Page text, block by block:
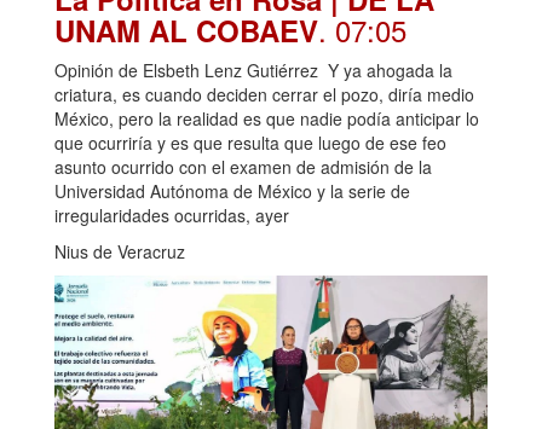
UNAM AL COBAEV. 07:05
Opinión de Elsbeth Lenz Gutiérrez Y ya ahogada la
criatura, es cuando deciden cerrar el pozo, diría medio
México, pero la realidad es que nadie podía anticipar lo
que ocurriría y es que resulta que luego de ese feo
asunto ocurrido con el examen de admisión de la
Universidad Autónoma de México y la serie de
irregularidades ocurridas, ayer
Nius de Veracruz